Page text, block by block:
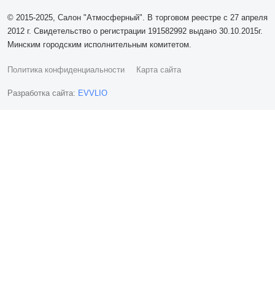
© 2015-2025, Салон "Атмосферный". В торговом реестре с 27 апреля
2012 г. Свидетельство о регистрации 191582992 выдано 30.10.2015г.
Минским городским исполнительным комитетом.
Политика конфиденциальности Карта сайта
Разработка сайта: EVVLIO